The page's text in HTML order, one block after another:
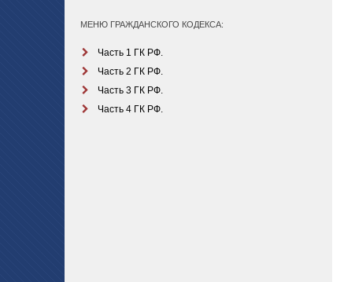
МЕНЮ ГРАЖДАНСКОГО КОДЕКСА:
Часть 1 ГК РФ.
Часть 2 ГК РФ.
Часть 3 ГК РФ.
Часть 4 ГК РФ.